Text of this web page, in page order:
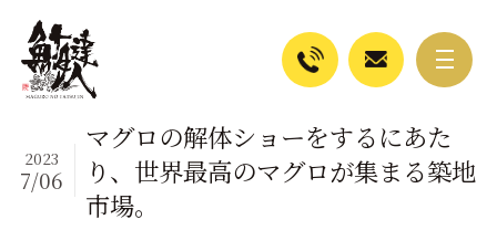
マグロの解体ショーをするにあた
り、世界最高のマグロが集まる築地
市場。
2023
7/06